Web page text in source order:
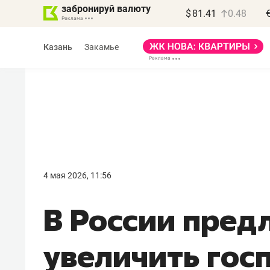
забронируй валюту $ 81.41 0.48
Казань Закамье
4 мая 2026, 11:56
В России
увеличить
правил, бизнес может
потерять минимум